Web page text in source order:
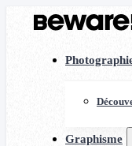
Graphisme